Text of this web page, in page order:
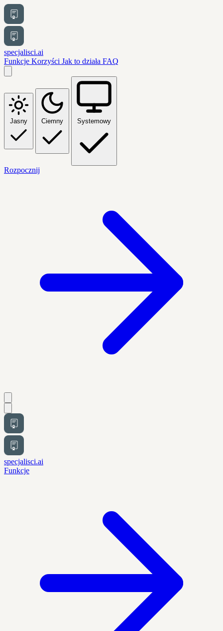
specjalisci.ai
Funkcje Korzyści Jak to działa FAQ
Jasny Ciemny Systemowy
Rozpocznij
specjalisci.ai
Funkcje